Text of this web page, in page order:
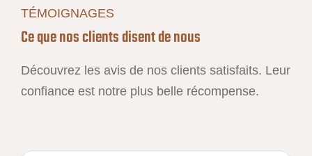
TÉMOIGNAGES
Ce que nos clients disent de nous
Découvrez les avis de nos clients satisfaits. Leur
confiance est notre plus belle récompense.